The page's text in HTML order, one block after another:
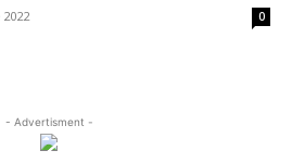
0
- Advertisment -